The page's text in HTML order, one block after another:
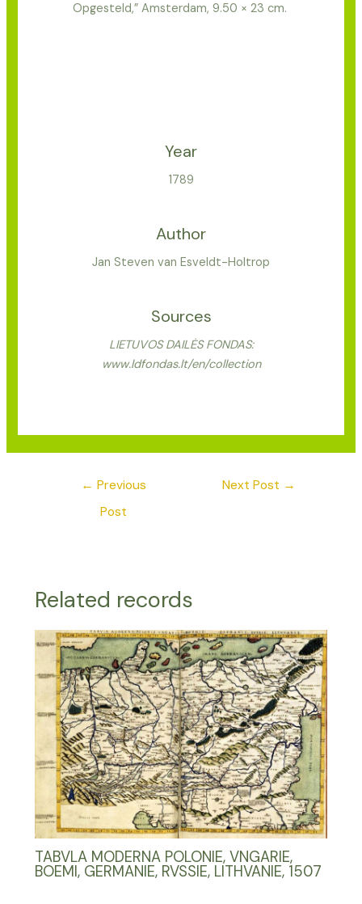
Opgesteld,” Amsterdam, 9.50 × 23 cm.
Year
1789
Author
Jan Steven van Esveldt-Holtrop
Sources
LIETUVOS DAILĖS FONDAS:
www.ldfondas.lt/en/collection
← Previous
Post
Next Post →
Related records
TABVLA MODERNA POLONIE, VNGARIE,
BOEMI, GERMANIE, RVSSIE, LITHVANIE, 1507